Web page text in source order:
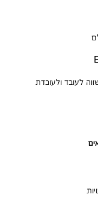
לעובד ולעובדת